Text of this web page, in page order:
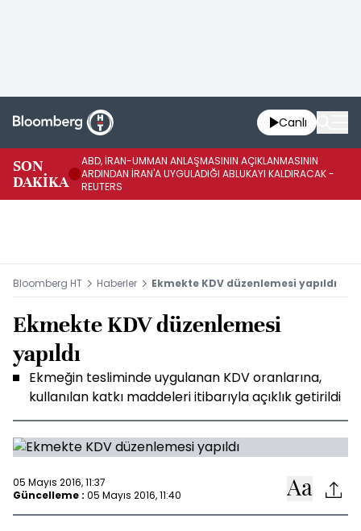
Canlı
SON
DAKİKA
ABD, İRAN-UMMAN ANLAŞMASININ AÇIKLANMASININ
ARDINDAN İRAN'A UYGULADIĞI ABLUKAYI KALDIRACAK -
REUTERS
Bloomberg HT Haberler Ekmekte KDV düzenlemesi yapıldı
Ekmekte KDV düzenlemesi
yapıldı
Ekmeğin tesliminde uygulanan KDV oranlarına,
kullanılan katkı maddeleri itibarıyla açıklık getirildi
05 Mayıs 2016, 11:37
Güncelleme : 05 Mayıs 2016, 11:40